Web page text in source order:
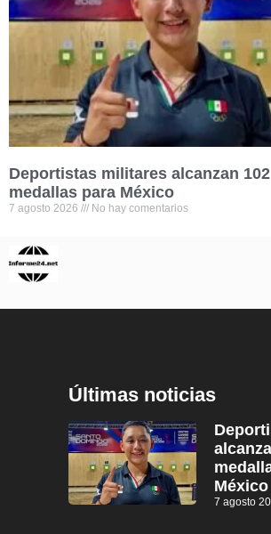
Deportistas militares alcanzan 102
medallas para México
7 agosto 2026 No hay comentarios
Últimas noticias
México
7 agosto